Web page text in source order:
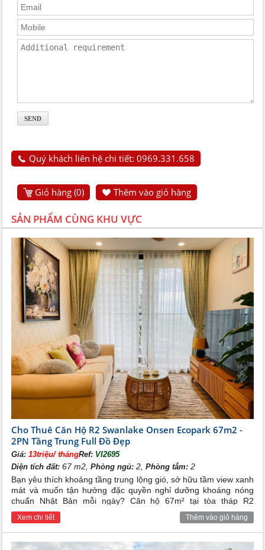
Quý khách liên hệ chi tiết: 0969.331.658
Giỏ hàng (0) Thêm vào giỏ hàng
SẢN PHẨM CÙNG KHU VỰC
Cho Thuê Căn Hộ R2 Swanlake Onsen Ecopark 67m2 -
2PN Tầng Trung Full Đồ Đẹp
Giá:13triệu/ thángRef: VI2695
Diện tích đất: 67 m2,Phòng ngủ: 2,Phòng tắm: 2
Bạn yêu thích khoảng tầng trung lộng gió, sở hữu tầm view xanh
mát và muốn tận hưởng đặc quyền nghỉ dưỡng khoáng nóng
chuẩn Nhật Bản mỗi ngày? Căn hộ 67m² tại tòa tháp R2
Swanlake Onsen Ecopark chính là tổ ấm hoàn hảo dành cho
bạn – nhà cực đẹp, đầy đủ tiện nghi, chỉ cần xách vali vào ở
ngay.
Xem chi tiết Thêm vào giỏ hàng